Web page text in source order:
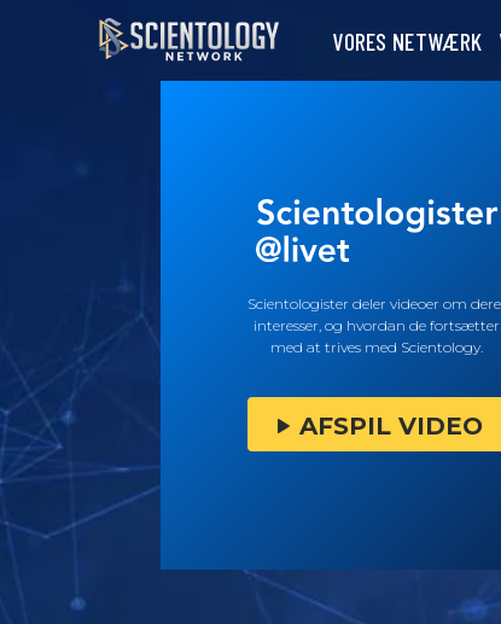
VORES NETWÆRK
Scientologister deler videoer om
interesser, og hvordan de fortsætter
med at trives med Scientology.
AFSPIL VIDEO